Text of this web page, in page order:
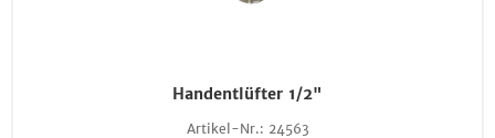
Handentlüfter 1/2"
Artikel-Nr.: 24563